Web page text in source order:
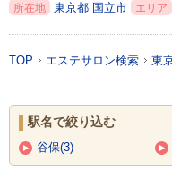
所在地 東京都 国立市 エリア
TOP エステサロン検索 東
駅名で絞り込む
谷保(3)